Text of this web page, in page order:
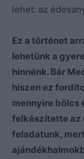
lehet: az
Ez a történet
lehetünk a
hinnénk. Bár
hiszen ez
mennyire bölcs
felkészítette az
feladatunk,